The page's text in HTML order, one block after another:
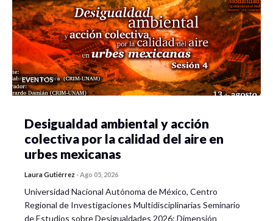
EVENTOS
Desigualdad ambiental y acción
colectiva por la calidad del aire en
urbes mexicanas
Laura Gutiérrez -Ago 05, 2026
Universidad Nacional Autónoma de México, Centro
Regional de Investigaciones Multidisciplinarias Seminario
de Estudios sobre Desigualdades 2026: Dimensión